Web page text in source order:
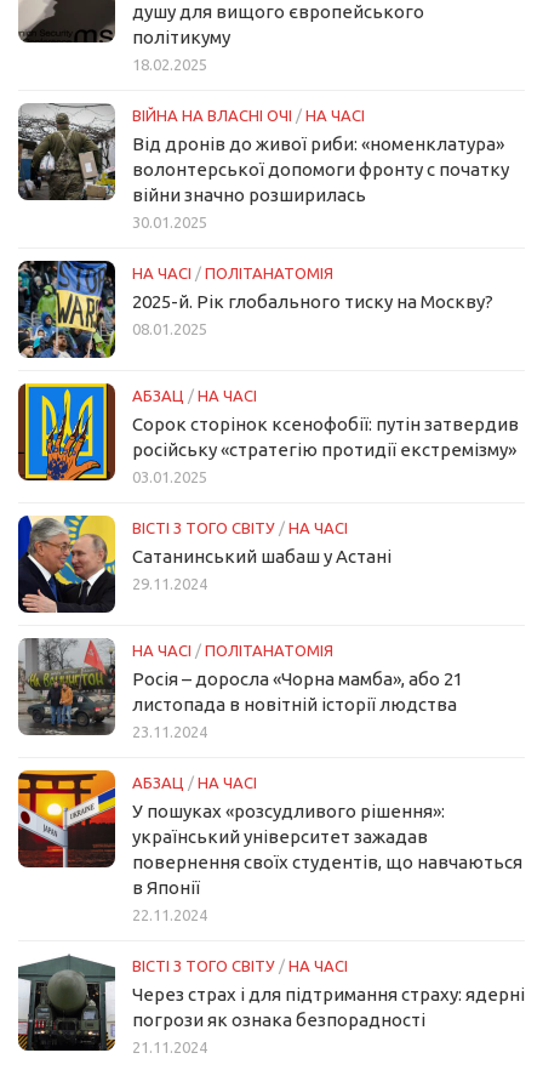
душу для вищого європейського
політикуму
18.02.2025
ВІЙНА НА ВЛАСНІ ОЧІ / НА ЧАСІ
Від дронів до живої риби: «номенклатура»
волонтерської допомоги фронту с початку
війни значно розширилась
30.01.2025
НА ЧАСІ / ПОЛІТАНАТОМІЯ
2025-й. Рік глобального тиску на Москву?
08.01.2025
АБЗАЦ / НА ЧАСІ
Сорок сторінок ксенофобії: путін затвердив
російську «стратегію протидії екстремізму»
03.01.2025
ВІСТІ З ТОГО СВІТУ / НА ЧАСІ
Сатанинський шабаш у Астані
29.11.2024
НА ЧАСІ / ПОЛІТАНАТОМІЯ
Росія – доросла «Чорна мамба», або 21
листопада в новітній історії людства
23.11.2024
АБЗАЦ / НА ЧАСІ
У пошуках «розсудливого рішення»:
український університет зажадав
повернення своїх студентів, що навчаються
в Японії
22.11.2024
ВІСТІ З ТОГО СВІТУ / НА ЧАСІ
Через страх і для підтримання страху: ядерні
погрози як ознака безпорадності
21.11.2024